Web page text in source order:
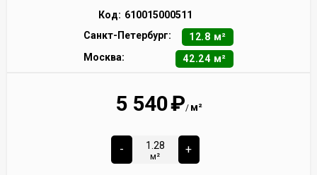
Код: 610015000511
Санкт-Петербург:
12.8 м²
Москва:
42.24 м²
5 540₽/ м²
-
м²
+